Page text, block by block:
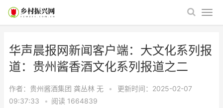
华声晨报网新闻客户端：大文化系列报
道：贵州酱香酒文化系列报道之二
作者：贵州酱酒集团 龚丛林 无 •
更新时间：2025-02-07
09:37:33
• 阅读 1664839